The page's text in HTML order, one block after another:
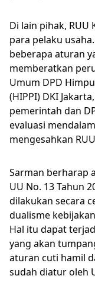
Di lain pihak,
para pelaku
beberapa aturan
memberatkan
Umum DPD
(HIPPI) DKI
pemerintah dan
evaluasi
mengesahkan
Sarman berharap
UU No. 13 Tahun
dilakukan secara
dualisme
Hal itu dapat
yang akan
aturan cuti hamil
sudah diatur oleh